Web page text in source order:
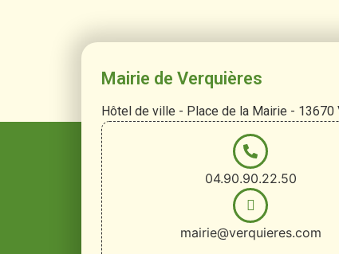
Mairie de Verquières
Hôtel de ville - Place de la Mairie - 13670
04.90.90.22.50
mairie@verquieres.com